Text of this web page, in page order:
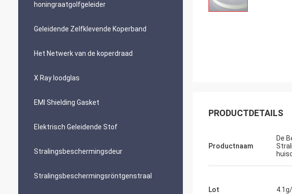
honingraatgolfgeleider
Geleidende Zelfklevende Koperband
Het Netwerk van de koperdraad
X Ray loodglas
EMI Shielding Gasket
Elektrisch Geleidende Stof
Stralingsbeschermingsdeur
Stralingsbeschermingsröntgenstraal
PRODUCTDETAILS
Productnaam
De
Lot